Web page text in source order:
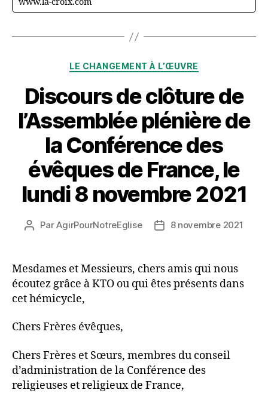
www.la-croix.com
Catégories
LE CHANGEMENT À L’ŒUVRE
Discours de clôture de
l’Assemblée plénière de
la Conférence des
évêques de France, le
lundi 8 novembre 2021
Auteur
ParAgirPourNotreEglise
Date8 novembre 2021
Mesdames et Messieurs, chers amis qui nous
écoutez grâce à KTO ou qui êtes présents dans
cet hémicycle,
Chers Frères évêques,
Chers Frères et Sœurs, membres du conseil
d’administration de la Conférence des
religieuses et religieux de France,